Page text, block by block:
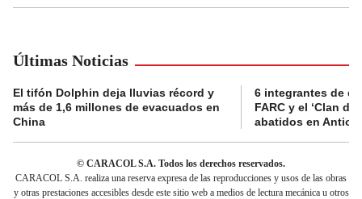
Últimas Noticias
El tifón Dolphin deja lluvias récord y
más de 1,6 millones de evacuados en
China
6 integrantes de
FARC y el ‘Clan
abatidos en
© CARACOL S.A. Todos los derechos reservados.
CARACOL S.A. realiza una reserva expresa de las reproducciones y usos de las obras
y otras prestaciones accesibles desde este sitio web a medios de lectura mecánica u otros